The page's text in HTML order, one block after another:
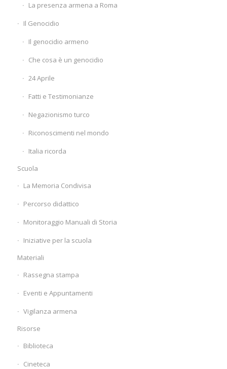
La presenza armena a Roma
Il Genocidio
Il genocidio armeno
Che cosa è un genocidio
24 Aprile
Fatti e Testimonianze
Negazionismo turco
Riconoscimenti nel mondo
Italia ricorda
Scuola
La Memoria Condivisa
Percorso didattico
Monitoraggio Manuali di Storia
Iniziative per la scuola
Materiali
Rassegna stampa
Eventi e Appuntamenti
Vigilanza armena
Risorse
Biblioteca
Cineteca